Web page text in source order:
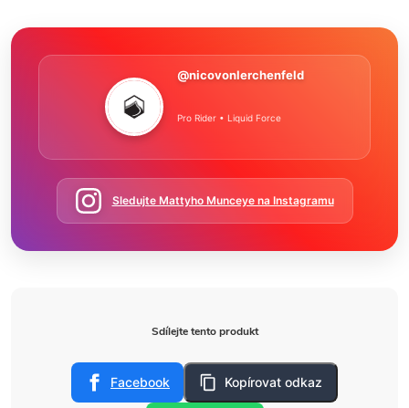
@nicovonlerchenfeld
Pro Rider • Liquid Force
Sledujte Mattyho Munceye na Instagramu
Sdílejte tento produkt
Facebook Kopírovat odkaz